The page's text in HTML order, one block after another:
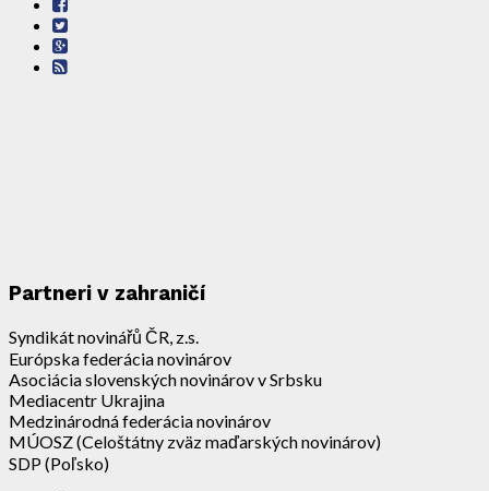
Partneri v zahraničí
Syndikát novinářů ČR, z.s.
Európska federácia novinárov
Asociácia slovenských novinárov v Srbsku
Mediacentr Ukrajina
Medzinárodná federácia novinárov
MÚOSZ (Celoštátny zväz maďarských novinárov)
SDP (Poľsko)